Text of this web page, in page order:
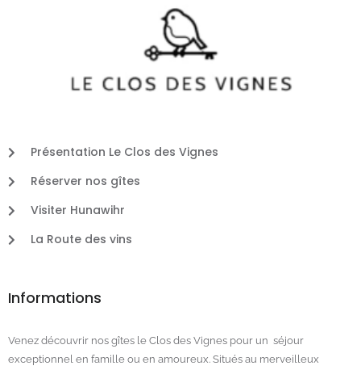
Présentation Le Clos des Vignes
Réserver nos gîtes
Visiter Hunawihr
La Route des vins
Informations
Venez découvrir nos gîtes le Clos des Vignes pour un séjour
exceptionnel en famille ou en amoureux. Situés au merveilleux